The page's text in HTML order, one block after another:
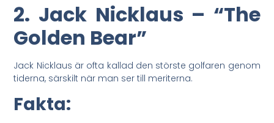
2. Jack Nicklaus – “The
Golden Bear”
Jack Nicklaus är ofta kallad den störste golfaren genom
tiderna, särskilt när man ser till meriterna.
Fakta: